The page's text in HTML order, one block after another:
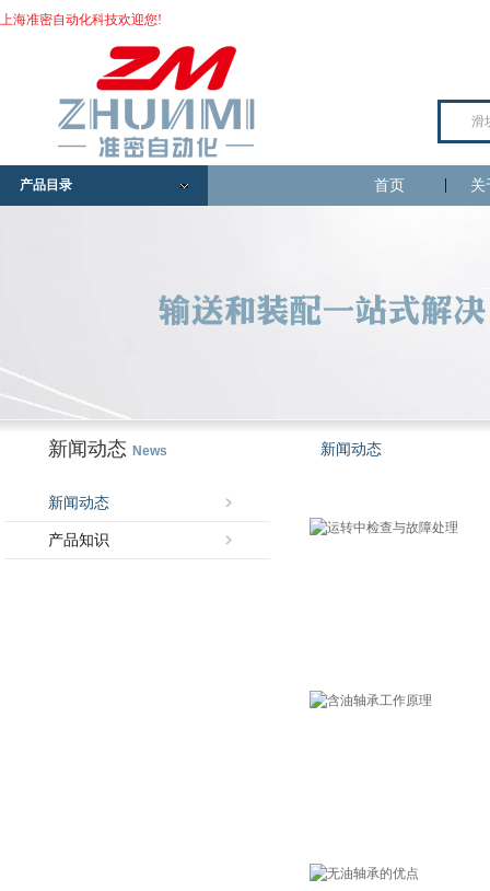
上海准密自动化科技欢迎您!
产品目录 首页 关
新闻动态 News
新闻动态
产品知识
新闻动态